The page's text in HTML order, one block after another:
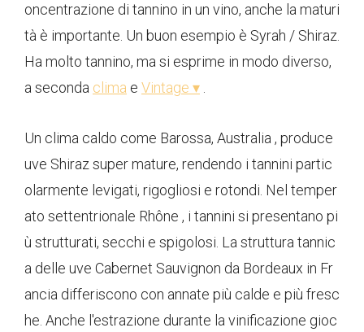
oncentrazione di tannino in un vino, anche la maturi
tà è importante. Un buon esempio è Syrah / Shiraz.
Ha molto tannino, ma si esprime in modo diverso,
a seconda clima e Vintage ▾ .
Un clima caldo come Barossa, Australia , produce
uve Shiraz super mature, rendendo i tannini partic
olarmente levigati, rigogliosi e rotondi. Nel temper
ato settentrionale Rhône , i tannini si presentano pi
ù strutturati, secchi e spigolosi. La struttura tannic
a delle uve Cabernet Sauvignon da Bordeaux in Fr
ancia differiscono con annate più calde e più fresc
he. Anche l'estrazione durante la vinificazione gioc